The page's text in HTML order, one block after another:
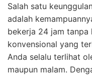
i
d
Salah satu
adalah
bekerja 24 jam tanpa
konvensional yang
Anda selalu terlihat
maupun malam.